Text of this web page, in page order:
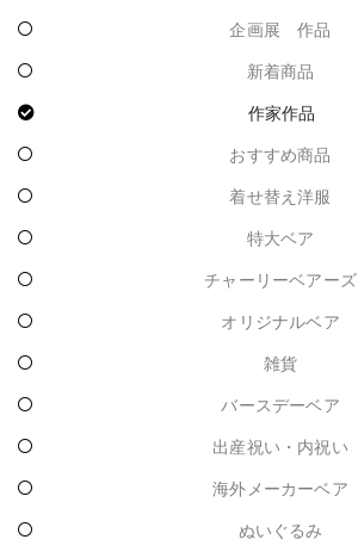
企画展 作品
新着商品
作家作品
おすすめ商品
着せ替え洋服
特大ベア
チャーリーベアーズ
オリジナルベア
雑貨
バースデーベア
出産祝い・内祝い
海外メーカーベア
ぬいぐるみ